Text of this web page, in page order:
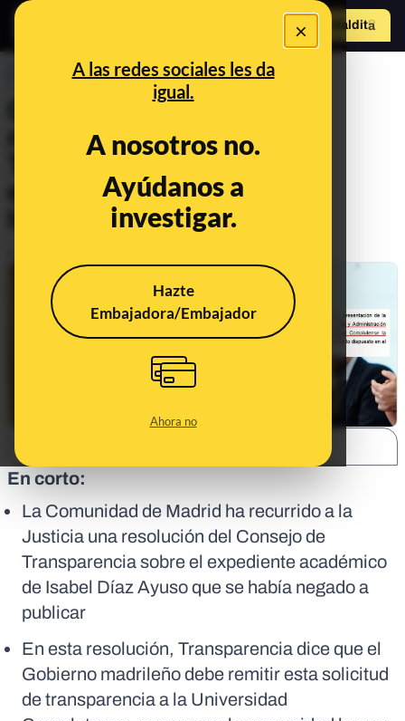
×
A las redes sociales les da
igual.
A nosotros no.
Ayúdanos a
investigar.
Hazte
Embajadora/Embajador
Ahora no
Hazte Maldito
PREBUNKING
Qué dice y qué no dice el
recurso del Consejo de
Transparencia sobre el
expediente académico de
Isabel Díaz Ayuso
En corto:
La Comunidad de Madrid ha recurrido a la
Justicia una resolución del Consejo de
Transparencia sobre el expediente académico
de Isabel Díaz Ayuso que se había negado a
publicar
En esta resolución, Transparencia dice que el
Gobierno madrileño debe remitir esta solicitud
de transparencia a la Universidad